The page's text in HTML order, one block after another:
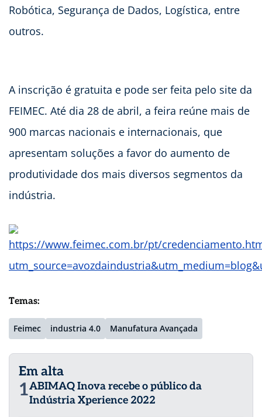
Robótica, Segurança de Dados, Logística, entre
outros.
A inscrição é gratuita e pode ser feita pelo site da
FEIMEC. Até dia 28 de abril, a feira reúne mais de
900 marcas nacionais e internacionais, que
apresentam soluções a favor do aumento de
produtividade dos mais diversos segmentos da
indústria.
Temas:
Feimec industria 4.0 Manufatura Avançada
Em alta
1ABIMAQ Inova recebe o público da
Indústria Xperience 2022